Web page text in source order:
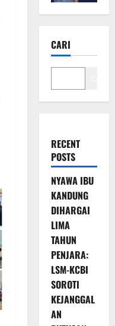
CARI
RECENT
POSTS
NYAWA IBU
KANDUNG
DIHARGAI
LIMA
TAHUN
PENJARA:
LSM-KCBI
SOROTI
KEJANGGAL
AN